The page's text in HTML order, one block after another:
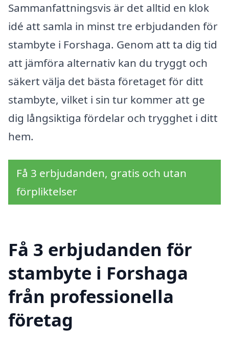
Sammanfattningsvis är det alltid en klok
idé att samla in minst tre erbjudanden för
stambyte i Forshaga. Genom att ta dig tid
att jämföra alternativ kan du tryggt och
säkert välja det bästa företaget för ditt
stambyte, vilket i sin tur kommer att ge
dig långsiktiga fördelar och trygghet i ditt
hem.
Få 3 erbjudanden, gratis och utan
förpliktelser
Få 3 erbjudanden för
stambyte i Forshaga
från professionella
företag